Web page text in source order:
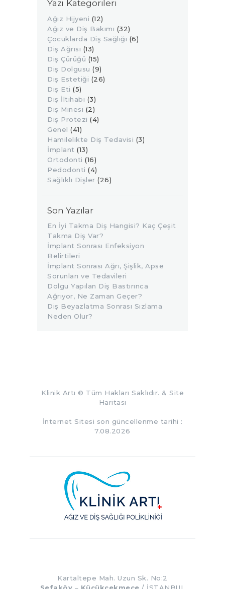
Yazı Kategorileri
Ağız Hijyeni (12)
Ağız ve Diş Bakımı (32)
Çocuklarda Diş Sağlığı (6)
Diş Ağrısı (13)
Diş Çürüğü (15)
Diş Dolgusu (9)
Diş Estetiği (26)
Diş Eti (5)
Diş İltihabı (3)
Diş Minesi (2)
Diş Protezi (4)
Genel (41)
Hamilelikte Diş Tedavisi (3)
İmplant (13)
Ortodonti (16)
Pedodonti (4)
Sağlıklı Dişler (26)
Son Yazılar
En İyi Takma Diş Hangisi? Kaç Çeşit
Takma Diş Var?
İmplant Sonrası Enfeksiyon
Belirtileri
İmplant Sonrası Ağrı, Şişlik, Apse
Sorunları ve Tedavileri
Dolgu Yapılan Diş Bastırınca
Ağrıyor, Ne Zaman Geçer?
Diş Beyazlatma Sonrası Sızlama
Neden Olur?
Klinik Artı © Tüm Hakları Saklıdır. & Site
Haritası
İnternet Sitesi son güncellenme tarihi :
7.08.2026
Kartaltepe Mah. Uzun Sk. No:2